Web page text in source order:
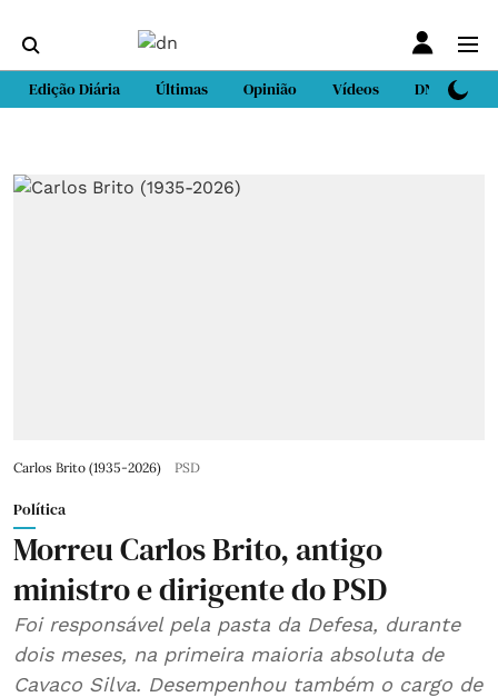
Edição Diária Últimas Opinião Vídeos DN Sport
Carlos Brito (1935-2026) PSD
Política
Morreu Carlos Brito, antigo
ministro e dirigente do PSD
Foi responsável pela pasta da Defesa, durante
dois meses, na primeira maioria absoluta de
Cavaco Silva. Desempenhou também o cargo de